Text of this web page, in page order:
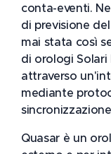
conta-eventi.
di previsione
mai stata così
di orologi
attraverso
mediante
Quasar è un